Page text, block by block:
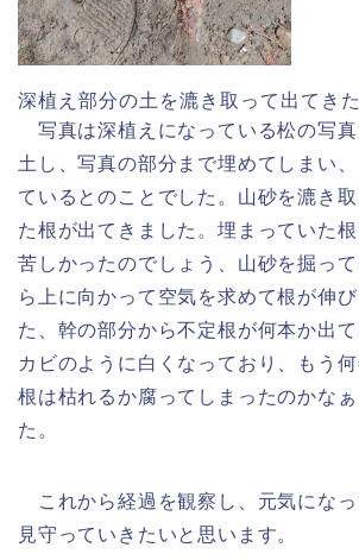
深植え部分の土を漉き取って出てき
写真は深植えになっている松の写真
土し、写真の部分まで埋めてしまい
ているとのことでした。山砂を漉き
た根が出てきました。埋まっていた
苦しかったのでしょう、山砂を掘っ
ら上に向かって空気を求めて根が伸
た、幹の部分から不定根が何本か出
カビのように白くなっており、もう
根は枯れるか腐ってしまったのかな
た。
これから経過を観察し、元気になっ
見守っていきたいと思います。